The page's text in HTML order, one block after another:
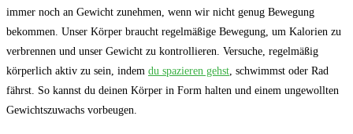
immer noch an Gewicht zunehmen, wenn wir nicht genug Bewegung
bekommen. Unser Körper braucht regelmäßige Bewegung, um Kalorien zu
verbrennen und unser Gewicht zu kontrollieren. Versuche, regelmäßig
körperlich aktiv zu sein, indem du spazieren gehst, schwimmst oder Rad
fährst. So kannst du deinen Körper in Form halten und einem ungewollten
Gewichtszuwachs vorbeugen.